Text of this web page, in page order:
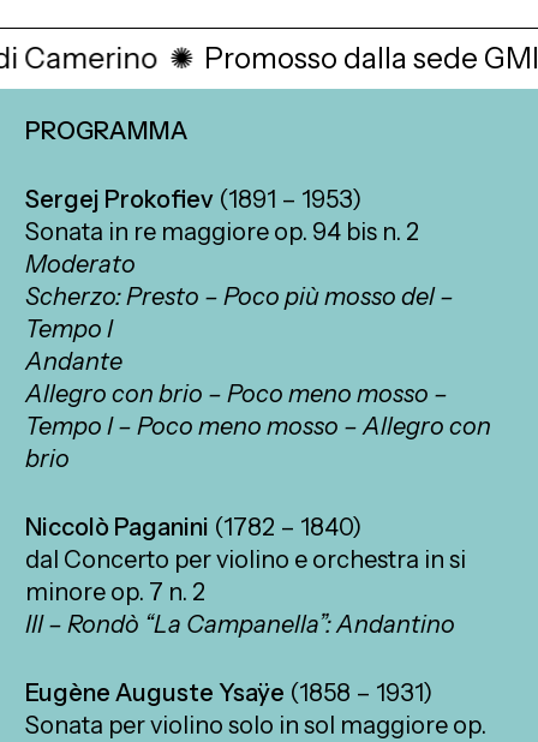
✺ Promosso dalla sede GMI
PROGRAMMA
Sergej Prokofiev (1891 – 1953)
Sonata in re maggiore op. 94 bis n. 2
Moderato
Scherzo: Presto – Poco più mosso del –
Tempo I
Andante
Allegro con brio – Poco meno mosso –
Tempo I – Poco meno mosso – Allegro con
brio
Niccolò Paganini (1782 – 1840)
dal Concerto per violino e orchestra in si
minore op. 7 n. 2
III – Rondò “La Campanella”: Andantino
Eugène Auguste Ysaÿe (1858 – 1931)
Sonata per violino solo in sol maggiore op.